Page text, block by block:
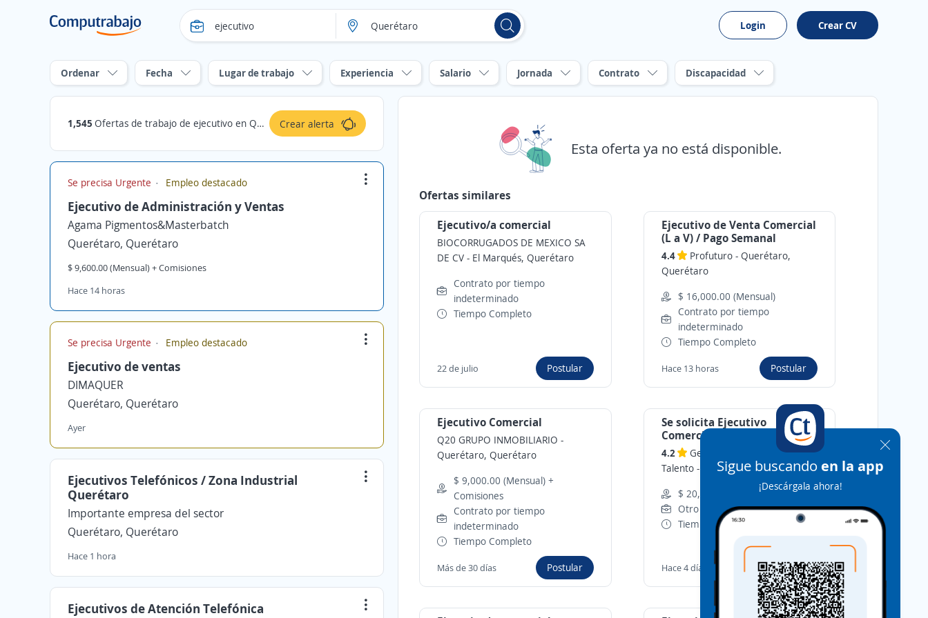
Login Crear CV
Ordenar Fecha Lugar de trabajo Experiencia Salario Jornada Contrato Discapacidad
1,545 Ofertas de trabajo de ejecutivo en Querétaro Crear alerta
Se precisa Urgente Empleo destacado
Ejecutivo de Administración y Ventas
Agama Pigmentos&Masterbatch
Querétaro, Querétaro
$ 9,600.00 (Mensual) + Comisiones
Hace 14 horas
Se precisa Urgente Empleo destacado
Ejecutivo de ventas
DIMAQUER
Querétaro, Querétaro
Ayer
Ejecutivos Telefónicos / Zona Industrial
Querétaro
Importante empresa del sector
Querétaro, Querétaro
Hace 1 hora
Ejecutivos de Atención Telefónica
Sigue buscando en la app
¡Descárgala ahora!
Esta oferta ya no está disponible.
Ofertas similares
Ejecutivo/a comercial
BIOCORRUGADOS DE MEXICO SA
DE CV - El Marqués, Querétaro
Contrato por tiempo
indeterminado
Tiempo Completo
22 de julio Postular
Ejecutivo de Venta Comercial
(L a V) / Pago Semanal
4.4 Profuturo - Querétaro,
Querétaro
$ 16,000.00 (Mensual)
Contrato por tiempo
indeterminado
Tiempo Completo
Hace 13 horas Postular
Ejecutivo Comercial
Q20 GRUPO INMOBILIARIO -
Querétaro, Querétaro
$ 9,000.00 (Mensual) +
Comisiones
Contrato por tiempo
indeterminado
Tiempo Completo
Más de 30 días Postular
Se solicita Ejecutivo
Comercial en Querétaro
4.2
Gestión Especializada en
Talento -
Querétaro, Querétaro
$ 20,000.00 (Mensual)
Otro tipo de contrato
Tiempo Completo
Hace 4 días Postular